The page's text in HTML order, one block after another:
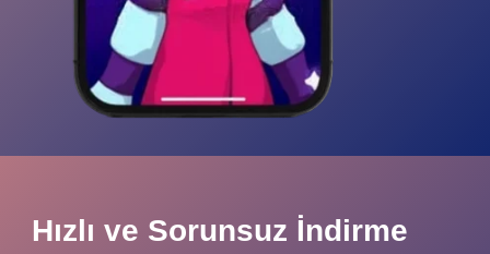
Hızlı ve Sorunsuz İndirme